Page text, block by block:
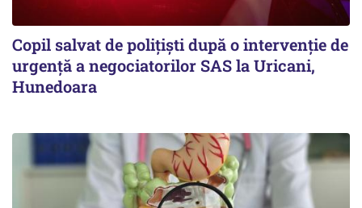
Copil salvat de polițiști după o intervenție de
urgență a negociatorilor SAS la Uricani,
Hunedoara